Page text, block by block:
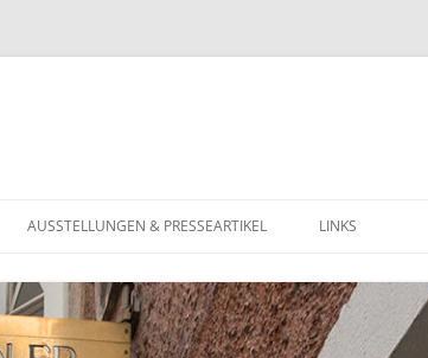
AUSSTELLUNGEN & PRESSEARTIKEL LINKS